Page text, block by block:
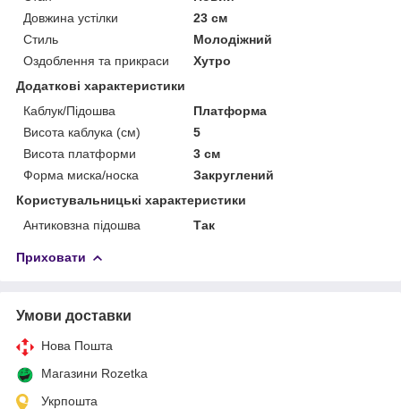
Довжина устілки
23 см
Стиль
Молодіжний
Оздоблення та прикраси
Хутро
Додаткові характеристики
Каблук/Підошва
Платформа
Висота каблука (см)
5
Висота платформи
3 см
Форма миска/носка
Закруглений
Користувальницькі характеристики
Антиковзна підошва
Так
Приховати
Умови доставки
Нова Пошта
Магазини Rozetka
Укрпошта